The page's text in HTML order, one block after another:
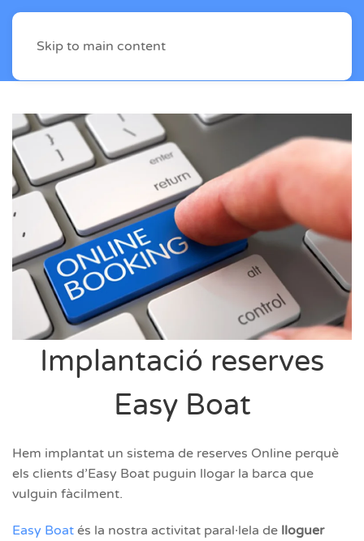
Skip to main content
Implantació reserves
Easy Boat
Hem implantat un sistema de reserves Online perquè
els clients d’Easy Boat puguin llogar la barca que
vulguin fàcilment.
Easy Boat és la nostra activitat paral·lela de lloguer